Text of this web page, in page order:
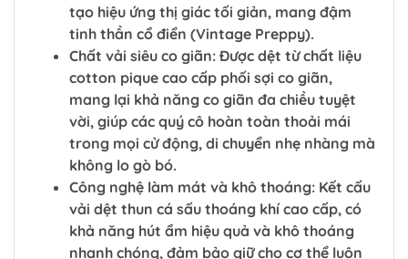
tạo hiệu ứng thị giác tối giản, mang đậm
tinh thần cổ điển (Vintage Preppy).
Chất vải siêu co giãn: Được dệt từ chất liệu
cotton pique cao cấp phối sợi co giãn,
mang lại khả năng co giãn đa chiều tuyệt
vời, giúp các quý cô hoàn toàn thoải mái
trong mọi cử động, di chuyển nhẹ nhàng mà
không lo gò bó.
Công nghệ làm mát và khô thoáng: Kết cấu
vải dệt thun cá sấu thoáng khí cao cấp, có
khả năng hút ẩm hiệu quả và khô thoáng
nhanh chóng, đảm bảo giữ cho cơ thể luôn